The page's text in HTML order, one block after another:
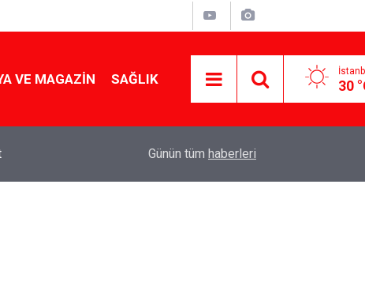
VE MAGAZIN SAĞLIK 30
yapmanın sırrı
Günün tüm haberleri